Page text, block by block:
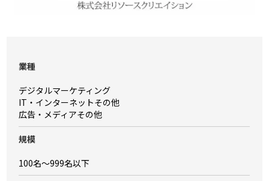
業種
デジタルマーケティング
IT・インターネットその他
広告・メディアその他
規模
100名〜999名以下